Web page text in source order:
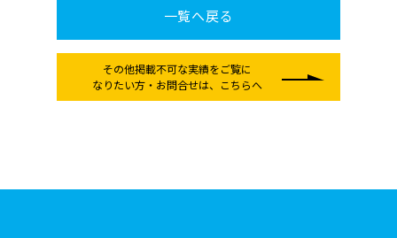
一覧へ戻る
その他掲載不可な実績をご覧に
なりたい方 ・お問合せは、こちらへ